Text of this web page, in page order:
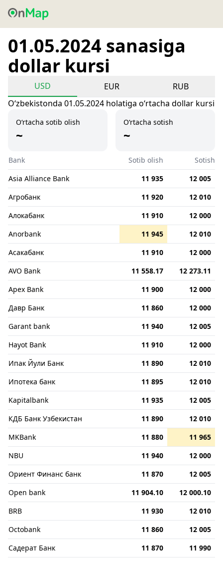
01.05.2024 sanasiga
dollar kursi
USD EUR
RUB
Oʻzbekistonda 01.05.2024 holatiga oʻrtacha dollar kursi
O‘rtacha sotib olish
~
O‘rtacha sotish
~
Bank Sotib olish
Sotish
Asia Alliance Bank
11 935
12 005
Агробанк
11 920
12 010
Алокабанк
11 910
12 000
Anorbank
11 945
12 010
Асакабанк
11 910
12 000
AVO Bank
11 558.17
12 273.11
Apex Bank
11 900
12 000
Давр Банк
11 860
12 000
Garant bank
11 940
12 005
Hayot Bank
11 910
12 000
Ипак Йули Банк
11 890
12 010
Ипотека банк
11 895
12 010
Kapitalbank
11 935
12 005
КДБ Банк Узбекистан
11 890
12 010
MKBank
11 880
11 965
NBU
11 940
12 000
Ориент Финанс банк
11 870
12 005
Open bank
11 904.10
12 000.10
BRB
11 930
12 010
Octobank
11 860
12 005
Садерат Банк
11 870
11 990